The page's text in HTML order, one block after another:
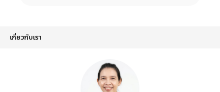
เกี่ยวกับเรา